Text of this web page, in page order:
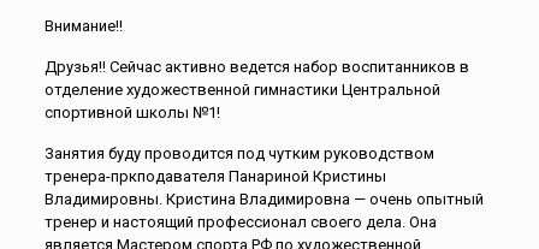
Внимание!!
Друзья!! Сейчас активно ведется набор воспитанников в
отделение художественной гимнастики Центральной
спортивной школы №1!
Занятия буду проводится под чутким руководством
тренера-пркподавателя Панариной Кристины
Владимировны. Кристина Владимировна — очень опытный
тренер и настоящий профессионал своего дела. Она
является Мастером спорта РФ по художественной